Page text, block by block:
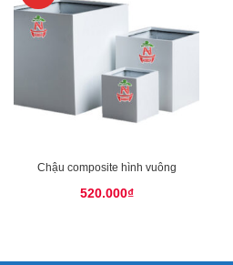
Chậu composite hình vuông
520.000₫